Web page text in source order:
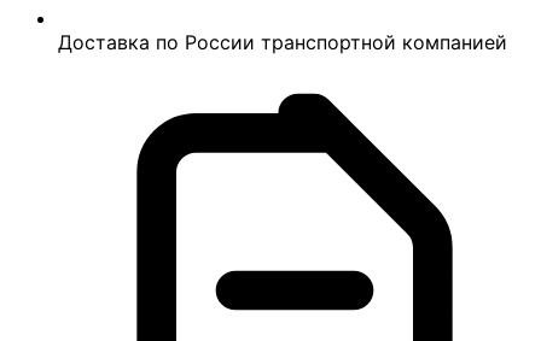
Доставка по России транспортной компанией